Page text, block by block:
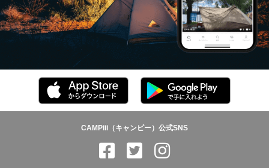
CAMPiii（キャンピー）公式SNS